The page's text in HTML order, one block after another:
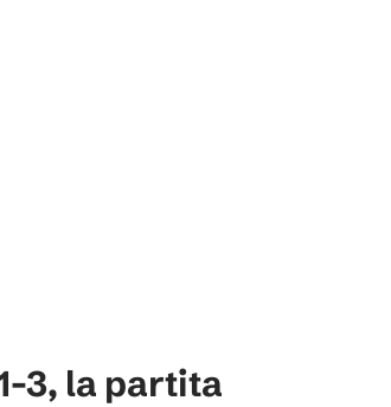
3, la partita